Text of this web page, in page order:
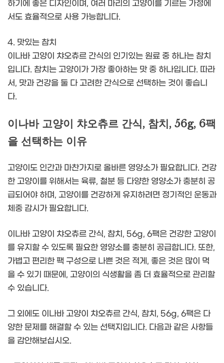
하기에 좋은 디자인이며, 여러 마리의 고양이를 기르는 가정에
서도 효율적으로 사용 가능합니다.
4. 맛있는 참치
이나바 고양이 챠오츄르 간식의 인기있는 원료 중 하나는 참치
입니다. 참치는 고양이가 가장 좋아하는 맛 중 하나입니다. 따라
서, 맛과 건강을 둘 다 고려한 간식으로 선택하는 것이 좋습니
다.
이나바 고양이 챠오츄르 간식, 참치, 56g, 6팩
을 선택하는 이유
고양이도 인간과 마찬가지로 올바른 영양소가 필요합니다. 건강
한 고양이를 위해서는 육류, 철분 등 다양한 영양소가 충분히 공
급되어야 하며, 고양이를 건강하게 유지하려면 정기적인 운동과
체중 감시가 필요합니다.
이나바 고양이 챠오츄르 간식, 참치, 56g, 6팩은 건강한 고양이
를 유지할 수 있도록 필요한 영양소를 충분히 공급합니다. 또한,
가볍고 편리한 팩 구성으로 나쁜 것은 적게, 좋은 것은 많이 먹
을 수 있기 때문에, 고양이의 식생활을 좀 더 효율적으로 관리할
수 있습니다.
그 외에도 이나바 고양이 챠오츄르 간식, 참치, 56g, 6팩은 다
양한 문제를 해결할 수 있는 선택지입니다. 다음과 같은 사항들
을 감안해보십시오.